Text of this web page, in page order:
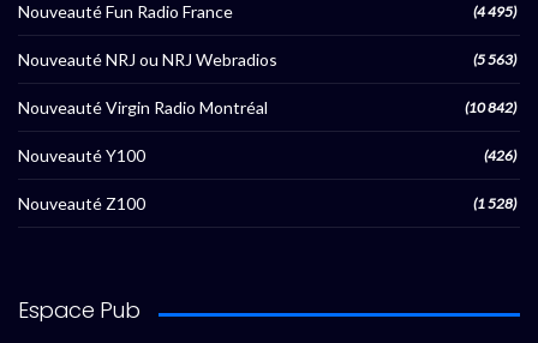
Nouveauté Fun Radio France (4 495)
Nouveauté NRJ ou NRJ Webradios (5 563)
Nouveauté Virgin Radio Montréal (10 842)
Nouveauté Y100 (426)
Nouveauté Z100 (1 528)
Espace Pub